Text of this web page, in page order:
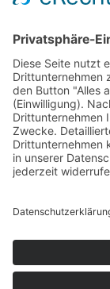
Zahlung &
Gutschein
© 2026Bauchwärts